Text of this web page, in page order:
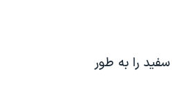
را به طور